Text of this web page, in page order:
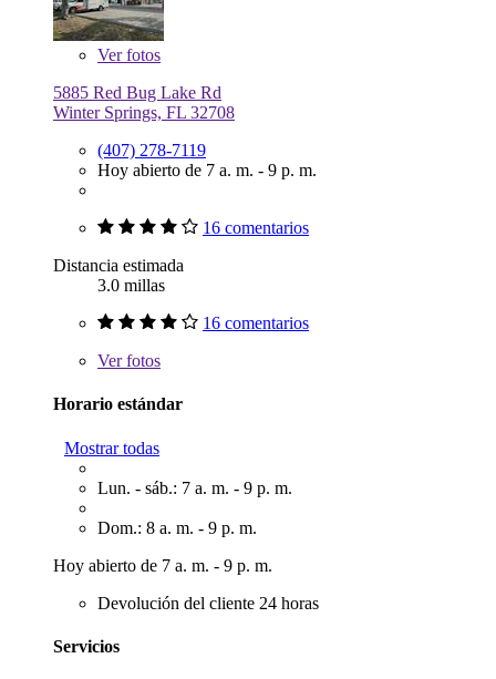
Verfotos
5885 Red Bug Lake Rd
Winter Springs, FL 32708
(407) 278-7119
Hoy abierto de 7 a. m. - 9 p. m.
16 comentarios
Distancia estimada
3.0 millas
16 comentarios
Verfotos
Horario estándar
Mostrar todas
Lun. - sáb.: 7 a. m. - 9 p. m.
Dom.: 8 a. m. - 9 p. m.
Hoy abierto de 7 a. m. - 9 p. m.
Devolución del cliente 24 horas
Servicios